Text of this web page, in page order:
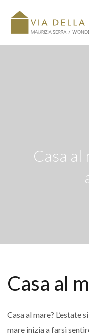
Casa al
Casa al
Casa al mare? L’estate
mare inizia a farsi